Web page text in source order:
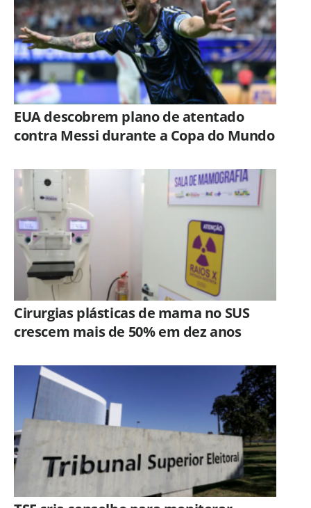
EUA descobrem plano de atentado
contra Messi durante a Copa do Mundo
Cirurgias plásticas de mama no SUS
crescem mais de 50% em dez anos